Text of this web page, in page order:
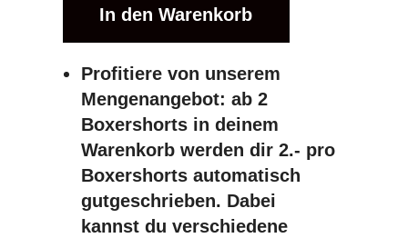
In den Warenkorb
Profitiere von unserem
Mengenangebot: ab 2
Boxershorts in deinem
Warenkorb werden dir 2.- pro
Boxershorts automatisch
gutgeschrieben. Dabei
kannst du verschiedene